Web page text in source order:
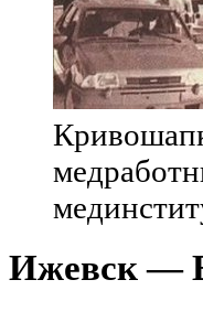
Ижевск—